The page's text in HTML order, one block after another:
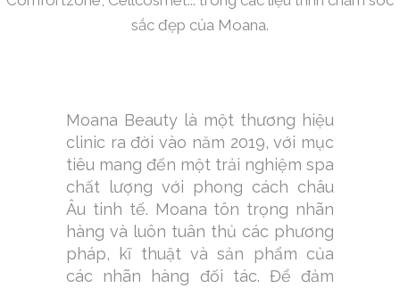
sắc đẹp của Moana.
Moana Beauty là một thương hiệu
clinic ra đời vào năm 2019, với mục
tiêu mang đến một trải nghiệm spa
chất lượng với phong cách châu
Âu tinh tế. Moana tôn trọng nhãn
hàng và luôn tuân thủ các phương
pháp, kĩ thuật và sản phẩm của
các nhãn hàng đối tác. Để đảm